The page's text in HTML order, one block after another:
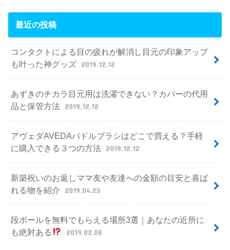
最近の投稿
コンタクトによる目の疲れが解消し目元の印象アップ
も叶った神グッズ 2019.12.12
あずきのチカラ目元用は洗濯できない？カバーの代用
品と保管方法 2019.12.12
アヴェダAVEDAパドルブラシはどこで買える？手軽
に購入できる３つの方法 2019.12.12
新築祝いのお返しママ友や友達への金額の目安と喜ば
れる物を紹介
2019.04.25
段ボールを無料でもらえる場所3選｜あなたの近所に
も絶対ある
2019.02.08